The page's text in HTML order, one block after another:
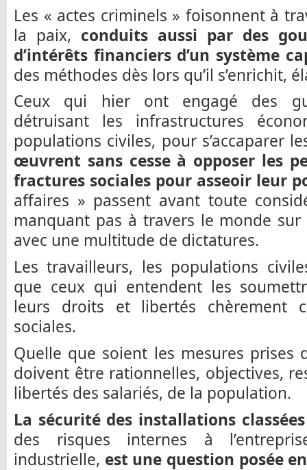
Les « actes criminels » foisonnent à
la paix, conduits aussi par des
d’intérêts financiers d’un système
des méthodes dès lors qu’il s’enrichit,
Ceux qui hier ont engagé des
détruisant les infrastructures
populations civiles, pour s’accaparer
œuvrent sans cesse à opposer les
fractures sociales pour asseoir leur
affaires » passent avant toute
manquant pas à travers le monde
avec une multitude de dictatures.
Les travailleurs, les populations
que ceux qui entendent les
leurs droits et libertés chèrement
sociales.
Quelle que soient les mesures prises
doivent être rationnelles, objectives,
libertés des salariés, de la population.
La sécurité des installations classées
des risques internes à
industrielle, est une question posée